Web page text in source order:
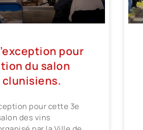
pour
du salon
clunisiens.
pour cette 3e
des vins